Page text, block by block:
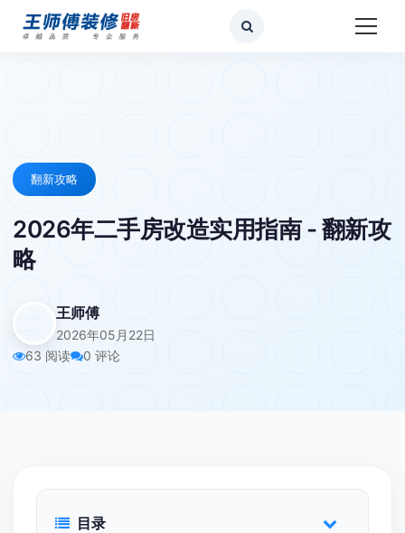
翻新攻略
2026年二手房改造实用指南 - 翻新攻
略
王师傅
2026年05月22日
63 阅读
0 评论
目录